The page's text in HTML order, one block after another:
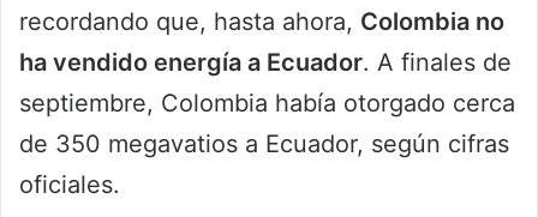
recordando que, hasta ahora, Colombia no
ha vendido energía a Ecuador. A finales de
septiembre, Colombia había otorgado cerca
de 350 megavatios a Ecuador, según cifras
oficiales.